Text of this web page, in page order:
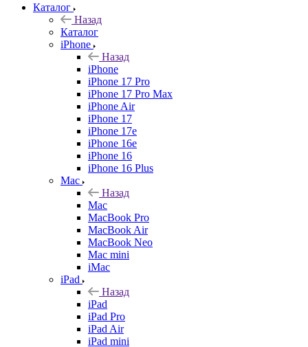
Каталог
Назад
Каталог
iPhone
Назад
iPhone
iPhone 17 Pro
iPhone 17 Pro Max
iPhone Air
iPhone 17
iPhone 17e
iPhone 16e
iPhone 16
iPhone 16 Plus
Mac
Назад
Mac
MacBook Pro
MacBook Air
MacBook Neo
Mac mini
iMac
iPad
Назад
iPad
iPad Pro
iPad Air
iPad mini